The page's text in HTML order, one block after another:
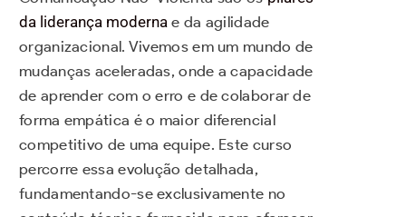
da liderança moderna e da agilidade
organizacional. Vivemos em um mundo de
mudanças aceleradas, onde a capacidade
de aprender com o erro e de colaborar de
forma empática é o maior diferencial
competitivo de uma equipe. Este curso
percorre essa evolução detalhada,
fundamentando-se exclusivamente no